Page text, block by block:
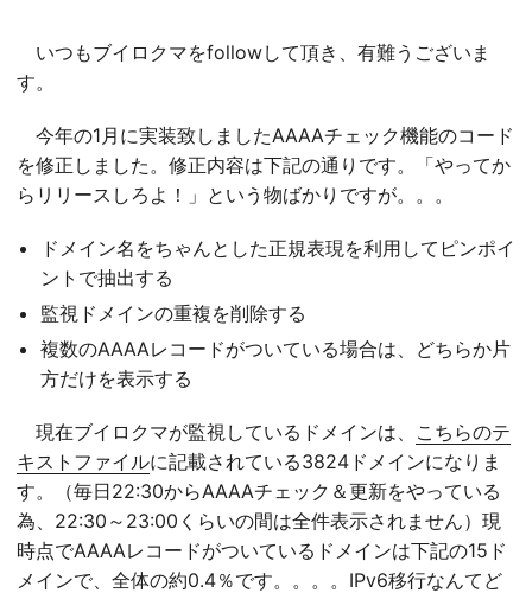
いつもブイロクマをfollowして頂き、有難うございま
す。
今年の1月に実装致しましたAAAAチェック機能のコード
を修正しました。修正内容は下記の通りです。「やってか
らリリースしろよ！」という物ばかりですが。。。
ドメイン名をちゃんとした正規表現を利用してピンポイ
ントで抽出する
監視ドメインの重複を削除する
複数のAAAAレコードがついている場合は、どちらか片
方だけを表示する
現在ブイロクマが監視しているドメインは、 こちらのテ
キストファイルに記載されている3824ドメインになりま
す。（毎日22:30からAAAAチェック＆更新をやっている
為、22:30～23:00くらいの間は全件表示されません）現
時点でAAAAレコードがついているドメインは下記の15ド
メインで、全体の約0.4％です。。。。IPv6移行なんてど